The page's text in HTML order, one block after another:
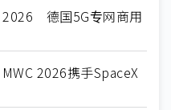
2026 德国5G专网商用
2026携手SpaceX